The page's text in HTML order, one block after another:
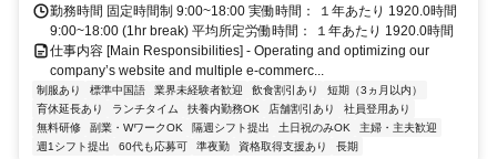
勤務時間 固定時間制 9:00~18:00 実働時間： １年あたり 1920.0時間
9:00~18:00 (1hr break) 平均所定労働時間： １年あたり 1920.0時間
仕事内容 [Main Responsibilities] - Operating and optimizing our
company’s website and multiple e-commerc...
制服あり 標準中国語 業界未経験者歓迎 飲食割引あり
短期（3ヵ月以内）
育休延長あり
ランチタイム 扶養内勤務OK 店舗割引あり
社員登用あり
無料研修
副業・WワークOK 隔週シフト提出 土日祝のみOK
主婦・主夫歓迎
週1シフト提出
60代も応募可 準夜勤 資格取得支援あり 長期